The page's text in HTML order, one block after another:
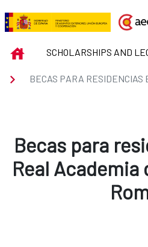
Skip to Main Content
Becas para
INICIOSCHOLARSHIPS AND
Becas para
Real Academia